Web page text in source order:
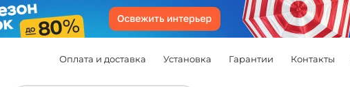
Оплата и доставка Установка Гарантии Контакты